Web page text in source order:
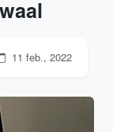
11 feb., 2022